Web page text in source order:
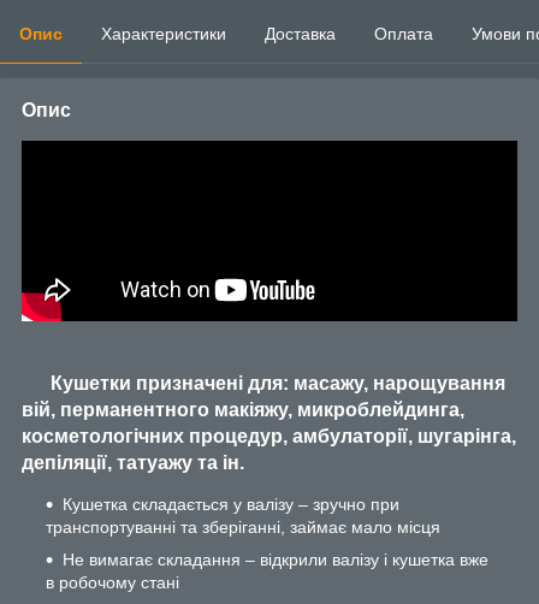
Опис Характеристики Доставка Оплата Умови
Опис
Кушетки призначені для: масажу, нарощування
вій, перманентного макіяжу, микроблейдинга,
косметологічних процедур, амбулаторії, шугарінга,
депіляції, татуажу та ін.
Кушетка складається у валізу – зручно при
транспортуванні та зберіганні, займає мало місця
Не вимагає складання – відкрили валізу і кушетка вже
в робочому стані